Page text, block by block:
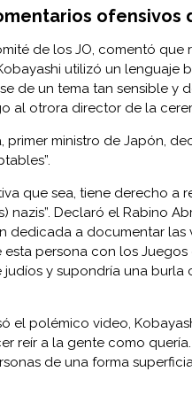
ofensivos
de los JO, comentó que
utilizó un lenguaje
de un tema tan sensible y
al otrora director de la
primer ministro de Japón,
que sea, tiene derecho a
Declaró el Rabino
dedicada a documentar las
persona con los Juegos
judíos y supondría una burla
el polémico video,
reír a la gente como
de una forma